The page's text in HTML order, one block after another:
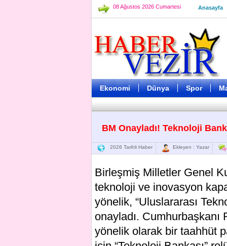
08 Ağustos 2026 Cumartesi Anasayfa
Ekonomi Dünya Spor
BM Onayladı! Teknoloji
2026 Tarihli Haber Ekleyen : Yazar
Birleşmiş Milletler Genel
teknoloji ve inovasyon
yönelik, “Uluslararası
onayladı.
yönelik olarak bir taahhüt